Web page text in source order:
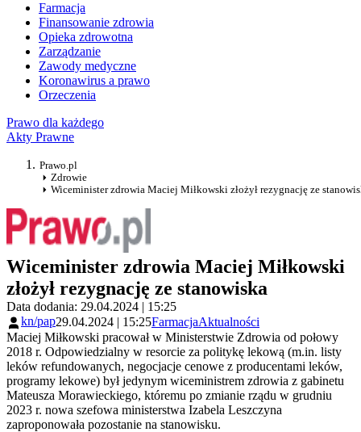
Farmacja
Finansowanie zdrowia
Opieka zdrowotna
Zarządzanie
Zawody medyczne
Koronawirus a prawo
Orzeczenia
Prawo dla każdego
Akty Prawne
Prawo.pl
Zdrowie
Wiceminister zdrowia Maciej Miłkowski złożył rezygnację ze
Wiceminister zdrowia Maciej Miłkowski
złożył rezygnację ze stanowiska
Data dodania: 29.04.2024 | 15:25
kn/pap29.04.2024 | 15:25FarmacjaAktualności
Maciej Miłkowski pracował w Ministerstwie Zdrowia od połowy
2018 r. Odpowiedzialny w resorcie za politykę lekową (m.in. listy
leków refundowanych, negocjacje cenowe z producentami leków,
programy lekowe) był jedynym wiceministrem zdrowia z gabinetu
Mateusza Morawieckiego, któremu po zmianie rządu w grudniu
2023 r. nowa szefowa ministerstwa Izabela Leszczyna
zaproponowała pozostanie na stanowisku.